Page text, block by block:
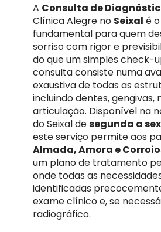
A Consulta de
Clínica Alegre no Seixal é
fundamental para quem
sorriso com rigor e
do que um simples check-
consulta consiste numa
exaustiva de todas as
incluindo dentes, gengivas,
articulação. Disponível na
do Seixal desegunda a
este serviço permite aos
Almada, Amora e
um plano de tratamento
onde todas as
identificadas
exame clínico e, se
radiográfico.